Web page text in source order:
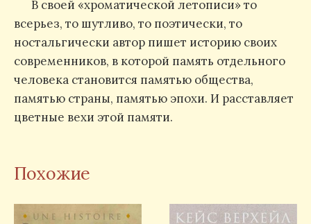
В своей «хроматической летописи» то
всерьез, то шутливо, то поэтически, то
ностальгически автор пишет историю своих
современников, в которой память отдельного
человека становится памятью общества,
памятью страны, памятью эпохи. И расставляет
цветные вехи этой памяти.
Похожие